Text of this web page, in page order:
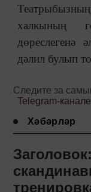
халкының
дөреслегенә
дәлил булып
Следите за
Telegram-канале
Хәбәрләр